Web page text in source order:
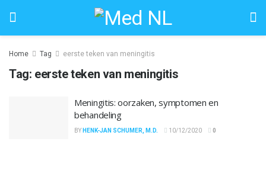
Home Tag eerste teken van meningitis
Tag: eerste teken van meningitis
Meningitis: oorzaken, symptomen en
behandeling
BY HENK-JAN SCHUMER, M.D. 10/12/2020 0